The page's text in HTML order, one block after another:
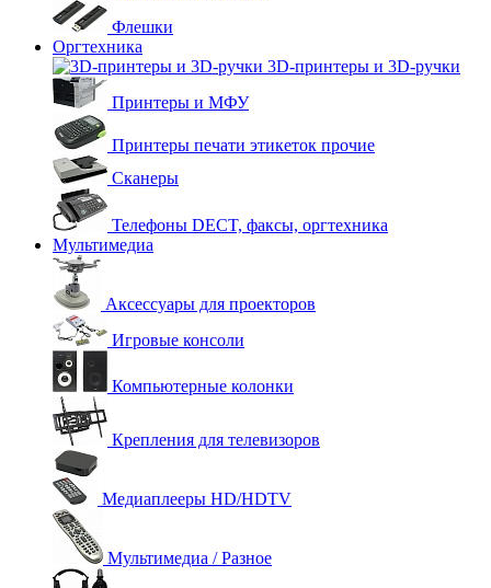
Флешки
Оргтехника
3D-принтеры и 3D-ручки
Принтеры и МФУ
Принтеры печати этикеток прочие
Сканеры
Телефоны DECT, факсы, оргтехника
Мультимедиа
Аксессуары для проекторов
Игровые консоли
Компьютерные колонки
Крепления для телевизоров
Медиаплееры HD/HDTV
Мультимедиа / Разное